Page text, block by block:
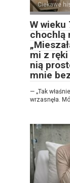
Ciekawe
W wieku
chochlą
mi z ręki
nią
mnie
— „Tak
wrzasnęła.